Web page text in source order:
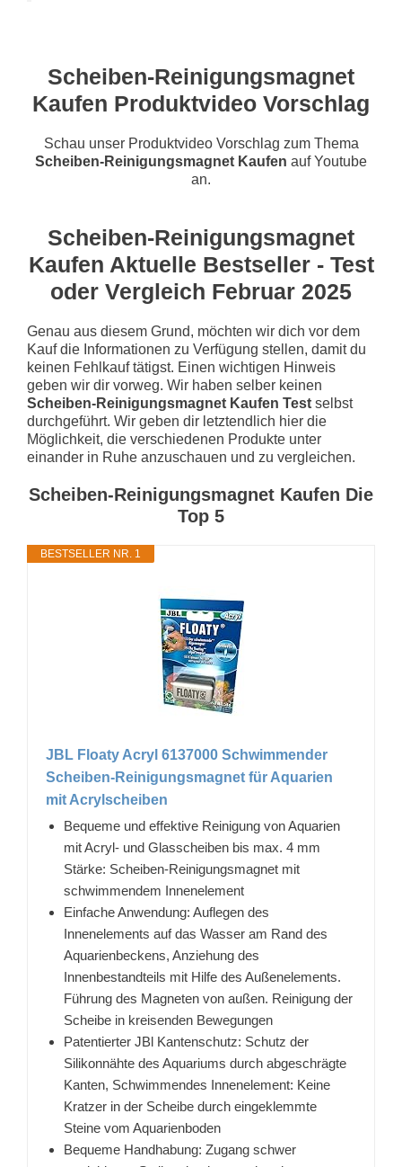
Scheiben-Reinigungsmagnet
Kaufen Produktvideo Vorschlag
Schau unser Produktvideo Vorschlag zum Thema
Scheiben-Reinigungsmagnet Kaufen auf Youtube
an.
Scheiben-Reinigungsmagnet
Kaufen Aktuelle Bestseller - Test
oder Vergleich Februar 2025
Genau aus diesem Grund, möchten wir dich vor dem
Kauf die Informationen zu Verfügung stellen, damit du
keinen Fehlkauf tätigst. Einen wichtigen Hinweis
geben wir dir vorweg. Wir haben selber keinen
Scheiben-Reinigungsmagnet Kaufen Test selbst
durchgeführt. Wir geben dir letztendlich hier die
Möglichkeit, die verschiedenen Produkte unter
einander in Ruhe anzuschauen und zu vergleichen.
Scheiben-Reinigungsmagnet Kaufen Die
Top 5
BESTSELLER NR. 1
JBL Floaty Acryl 6137000 Schwimmender
Scheiben-Reinigungsmagnet für Aquarien
mit Acrylscheiben
Bequeme und effektive Reinigung von Aquarien
mit Acryl- und Glasscheiben bis max. 4 mm
Stärke: Scheiben-Reinigungsmagnet mit
schwimmendem Innenelement
Einfache Anwendung: Auflegen des
Innenelements auf das Wasser am Rand des
Aquarienbeckens, Anziehung des
Innenbestandteils mit Hilfe des Außenelements.
Führung des Magneten von außen. Reinigung der
Scheibe in kreisenden Bewegungen
Patentierter JBl Kantenschutz: Schutz der
Silikonnähte des Aquariums durch abgeschrägte
Kanten, Schwimmendes Innenelement: Keine
Kratzer in der Scheibe durch eingeklemmte
Steine vom Aquarienboden
Bequeme Handhabung: Zugang schwer